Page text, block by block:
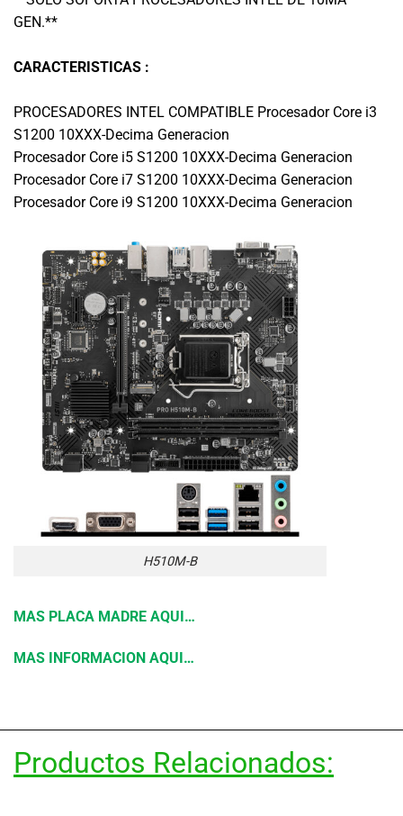
GEN.**
CARACTERISTICAS :
PROCESADORES INTEL COMPATIBLE Procesador Core i3
S1200 10XXX-Decima Generacion
Procesador Core i5 S1200 10XXX-Decima Generacion
Procesador Core i7 S1200 10XXX-Decima Generacion
Procesador Core i9 S1200 10XXX-Decima Generacion
H510M-B
MAS PLACA MADRE AQUI…
MAS INFORMACION AQUI…
Productos Relacionados: